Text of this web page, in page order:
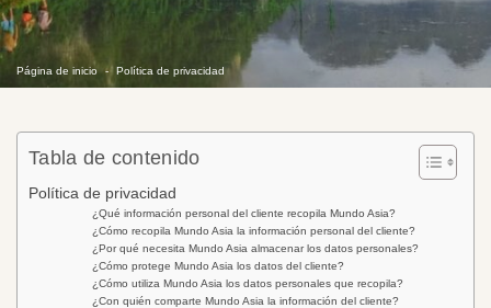
Página de inicio Política de privacidad
Tabla de contenido
Política de privacidad
¿Qué información personal del cliente recopila Mundo Asia?
¿Cómo recopila Mundo Asia la información personal del cliente?
¿Por qué necesita Mundo Asia almacenar los datos personales?
¿Cómo protege Mundo Asia los datos del cliente?
¿Cómo utiliza Mundo Asia los datos personales que recopila?
¿Con quién comparte Mundo Asia la información del cliente?